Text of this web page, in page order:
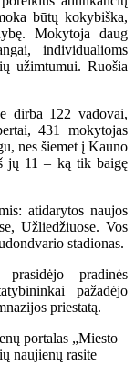
būtų kokybiška,
Mokytoja daug
individualioms
užimtumui. Ruošia
dirba 122 vadovai,
431 mokytojas
nes šiemet į Kauno
jų 11 – ką tik baigę
atidarytos naujos
Užliedžiuose. Vos
stadionas.
prasidėjo pradinės
pažadėjo
priestatą.
portalas „Miesto
naujienų rasite